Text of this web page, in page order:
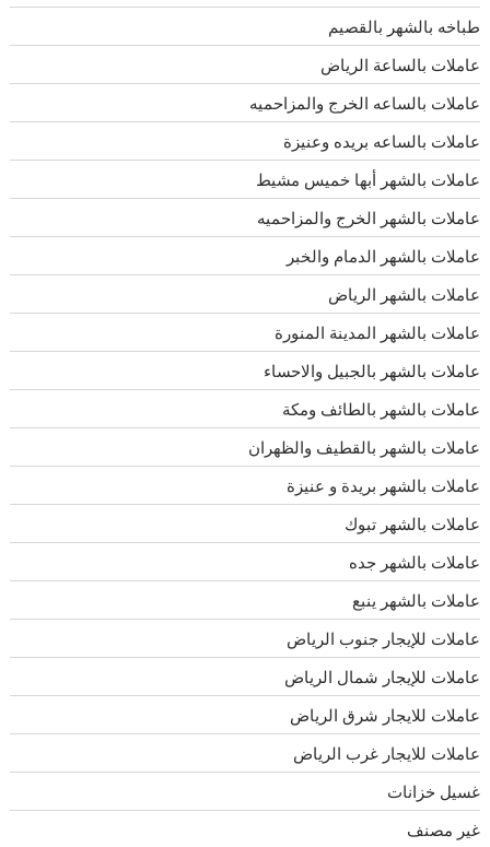
طباخه بالشهر بالقصيم
عاملات بالساعة الرياض
عاملات بالساعه الخرج والمزاحميه
عاملات بالساعه بريده وعنيزة
عاملات بالشهر أبها خميس مشيط
عاملات بالشهر الخرج والمزاحميه
عاملات بالشهر الدمام والخبر
عاملات بالشهر الرياض
عاملات بالشهر المدينة المنورة
عاملات بالشهر بالجبيل والاحساء
عاملات بالشهر بالطائف ومكة
عاملات بالشهر بالقطيف والظهران
عاملات بالشهر بريدة و عنيزة
عاملات بالشهر تبوك
عاملات بالشهر جده
عاملات بالشهر ينبع
عاملات للإيجار جنوب الرياض
عاملات للإيجار شمال الرياض
عاملات للايجار شرق الرياض
عاملات للايجار غرب الرياض
غسيل خزانات
غير مصنف